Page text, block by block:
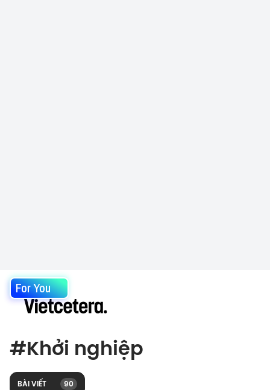
For You
#Khởi nghiệp
BÀI VIẾT 90